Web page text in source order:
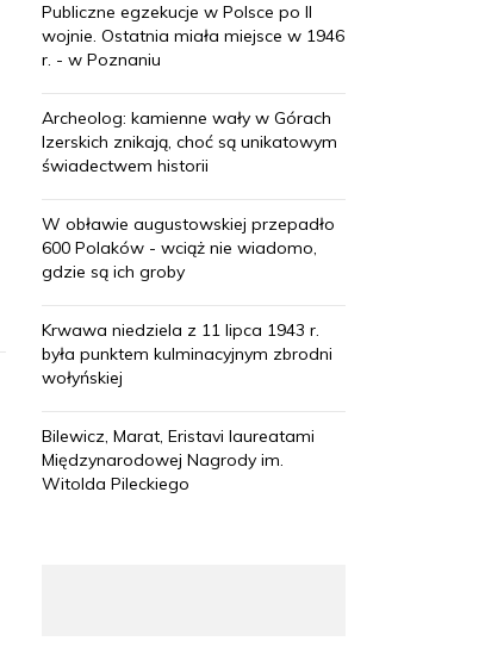
Publiczne egzekucje w Polsce po II
wojnie. Ostatnia miała miejsce w 1946
r. - w Poznaniu
Archeolog: kamienne wały w Górach
Izerskich znikają, choć są unikatowym
świadectwem historii
W obławie augustowskiej przepadło
600 Polaków - wciąż nie wiadomo,
gdzie są ich groby
Krwawa niedziela z 11 lipca 1943 r.
była punktem kulminacyjnym zbrodni
wołyńskiej
Bilewicz, Marat, Eristavi laureatami
Międzynarodowej Nagrody im.
Witolda Pileckiego